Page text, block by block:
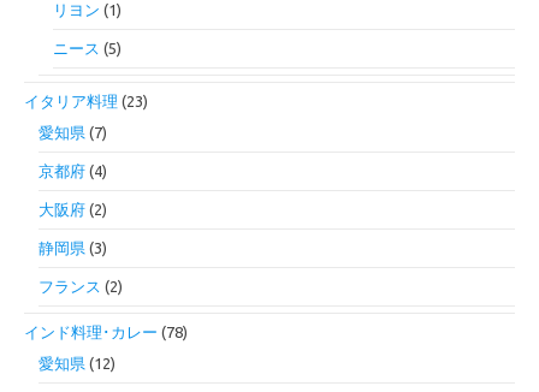
リヨン (1)
ニース (5)
イタリア料理 (23)
愛知県 (7)
京都府 (4)
大阪府 (2)
静岡県 (3)
フランス (2)
インド料理･カレー (78)
愛知県 (12)